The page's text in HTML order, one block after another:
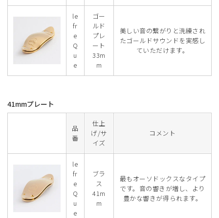
le
fr
e
Q
u
e
ゴー
ルド
プレ
ート
33m
m
美しい音の繋がりと洗練され
たゴールドサウンドを実感し
ていただけます。
41mmプレート
品
番
仕上
げ/サ
イズ
コメント
le
fr
e
Q
u
e
ブラ
ス
41m
m
最もオーソドックスなタイプ
です。音の響きが増し、より
豊かな響きが得られます。